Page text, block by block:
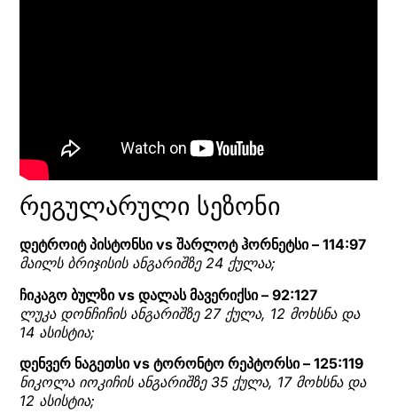
რეგულარული სეზონი
დეტროიტ პისტონსი vs შარლოტ ჰორნეტსი – 114:97
მაილს ბრიჯისის ანგარიშზე 24 ქულაა;
ჩიკაგო ბულზი vs დალას მავერიქსი – 92:127
ლუკა დონჩიჩის ანგარიშზე 27 ქულა, 12 მოხსნა და
14 ასისტია;
დენვერ ნაგეთსი vs ტორონტო რეპტორსი – 125:119
ნიკოლა იოკიჩის ანგარიშზე 35 ქულა, 17 მოხსნა და
12 ასისტია;